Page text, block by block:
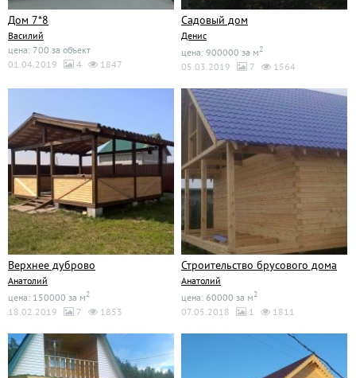
Дом 7*8
Василий
цена: 700 за объект
01.04.2019
4 1847
Садовый дом
Денис
цена: 900000 за м2
05.03.2019 7 1564
Верхнее дуброво
Анатолий
цена: 150000 за м2
18.02.2019 7 1853
Строительство брусового дома
Анатолий
цена: 60000 за м2
07.05.2018 1 1811